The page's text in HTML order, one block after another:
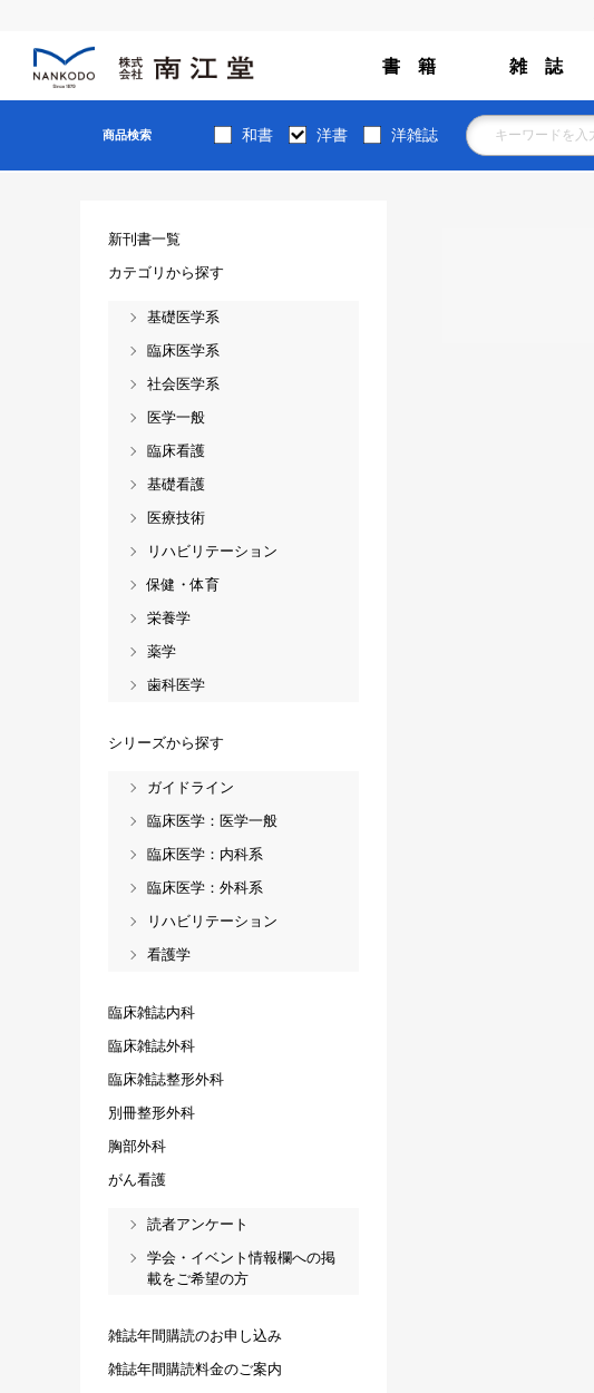
書 籍 雑 誌
商品検索 和書 洋書 洋雑誌
新刊書一覧
カテゴリから探す
基礎医学系
臨床医学系
社会医学系
医学一般
臨床看護
基礎看護
医療技術
リハビリテーション
保健・体育
栄養学
薬学
歯科医学
シリーズから探す
ガイドライン
臨床医学：医学一般
臨床医学：内科系
臨床医学：外科系
リハビリテーション
看護学
臨床雑誌内科
臨床雑誌外科
臨床雑誌整形外科
別冊整形外科
胸部外科
がん看護
読者アンケート
学会・イベント情報欄への掲
載をご希望の方
雑誌年間購読のお申し込み
雑誌年間購読料金のご案内